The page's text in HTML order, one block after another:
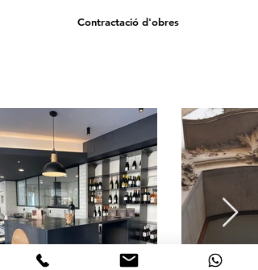
Contractació d'obres